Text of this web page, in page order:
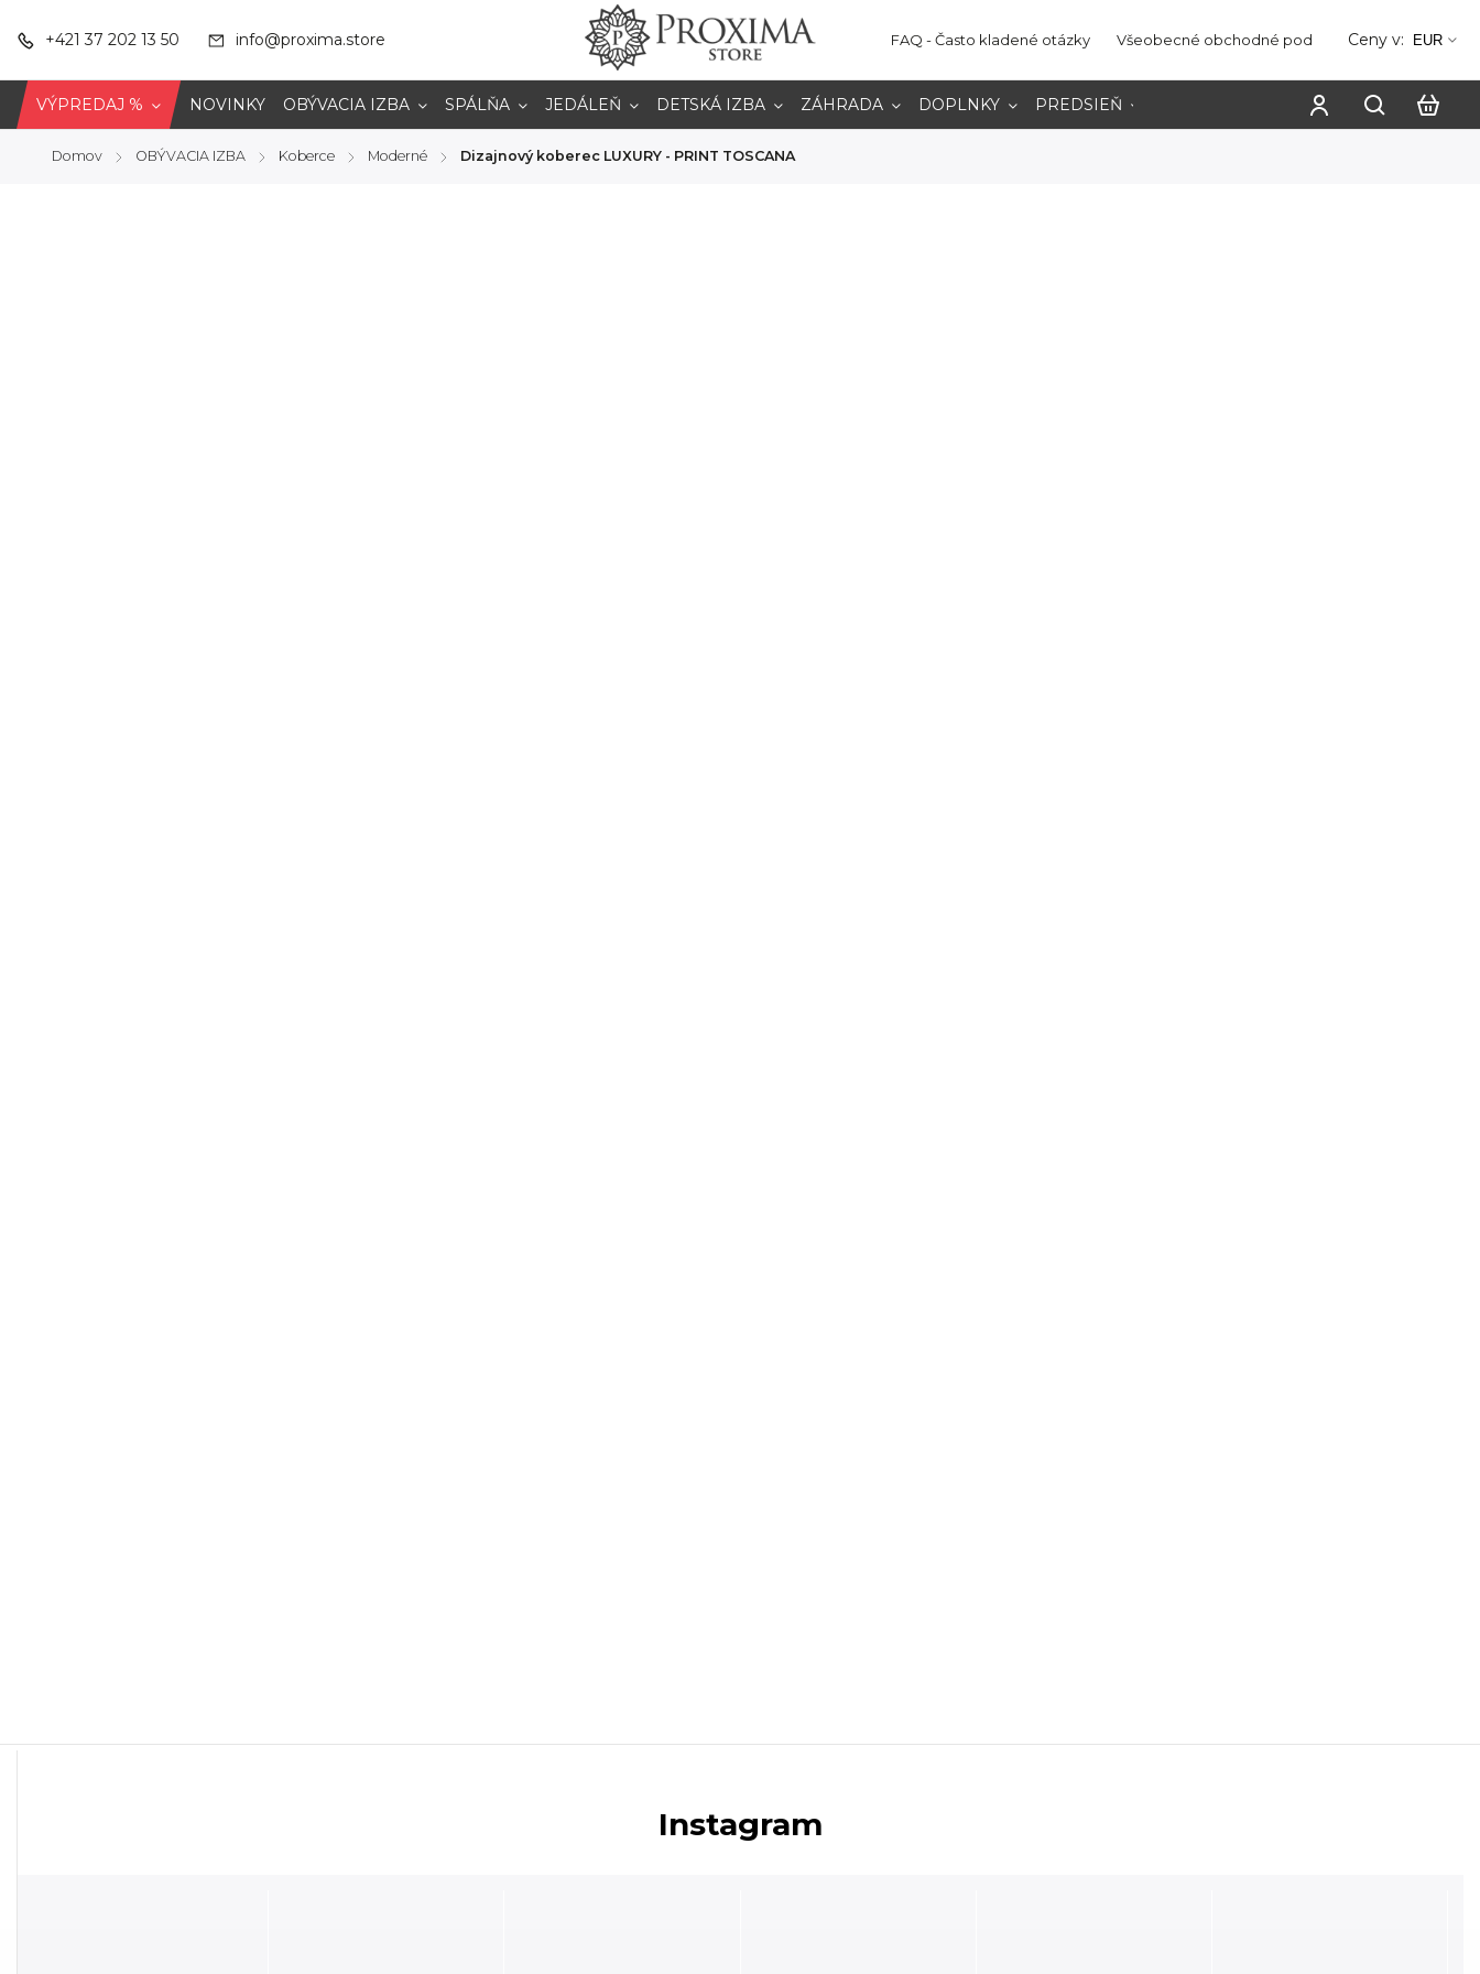
+421 37 202 13 50 info@proxima.store FAQ - Často kladené otázky Všeobecné obchodné podmienky Ochrana
Ceny v: EUR
VÝPREDAJ % NOVINKY OBÝVACIA IZBA SPÁLŇA JEDÁLEŇ DETSKÁ IZBA ZÁHRADA DOPLNKY PREDSIEŇ
Domov / OBÝVACIA IZBA / Koberce / Moderné / Dizajnový koberec LUXURY - PRINT TOSCANA
Instagram